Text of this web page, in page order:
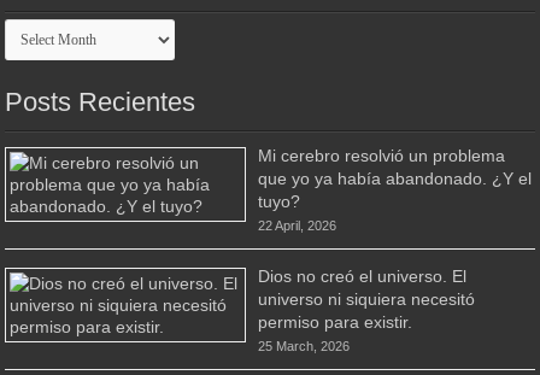
Archivo
Posts Recientes
Mi cerebro resolvió un problema
que yo ya había abandonado. ¿Y el
tuyo?
22 April, 2026
Dios no creó el universo. El
universo ni siquiera necesitó
permiso para existir.
25 March, 2026